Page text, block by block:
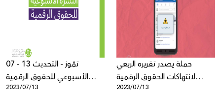
07 - 13 تمّوز - التحديث
الأسبوعي للحقوق الرقمية
الفلسطينية
2023/07/13
حملة يصدر تقريره الربعي
لانتهاكات الحقوق الرقمية
الفلسطينية: نيسان - حزيران
2023/07/13